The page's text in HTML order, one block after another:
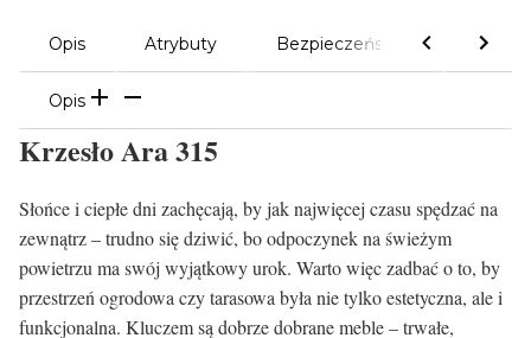
Opis Atrybuty Bezpieczeństwo
Opis
Krzesło Ara 315
Słońce i ciepłe dni zachęcają, by jak najwięcej czasu spędzać na
zewnątrz – trudno się dziwić, bo odpoczynek na świeżym
powietrzu ma swój wyjątkowy urok. Warto więc zadbać o to, by
przestrzeń ogrodowa czy tarasowa była nie tylko estetyczna, ale i
funkcjonalna. Kluczem są dobrze dobrane meble – trwałe,